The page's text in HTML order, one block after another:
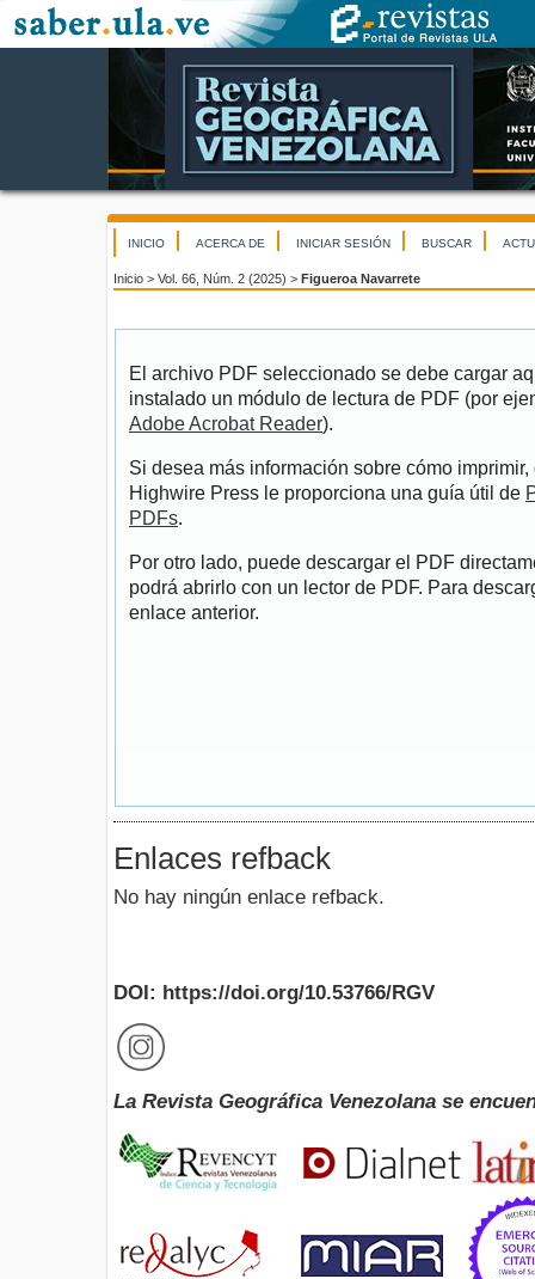
INICIO ACERCA DE INICIAR SESIÓN BUSCAR
Inicio > Vol. 66, Núm. 2 (2025) > Figueroa Navarrete
El archivo PDF seleccionado se debe cargar
instalado un módulo de lectura de PDF (por
Adobe Acrobat Reader).
Si desea más información sobre cómo
Highwire Press le proporciona una guía útil de
PDFs.
Por otro lado, puede descargar el PDF
podrá abrirlo con un lector de PDF. Para
enlace anterior.
Enlaces refback
No hay ningún enlace refback.
DOI: https://doi.org/10.53766/RGV
La Revista Geográfica Venezolana se